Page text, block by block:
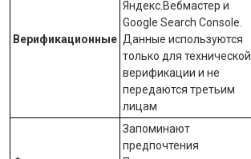
Верификационные
Яндекс.Вебмастер и
Google Search Console
Данные используются
только для технической
верификации и не
передаются третьим
лицам
Запоминают
предпочтения